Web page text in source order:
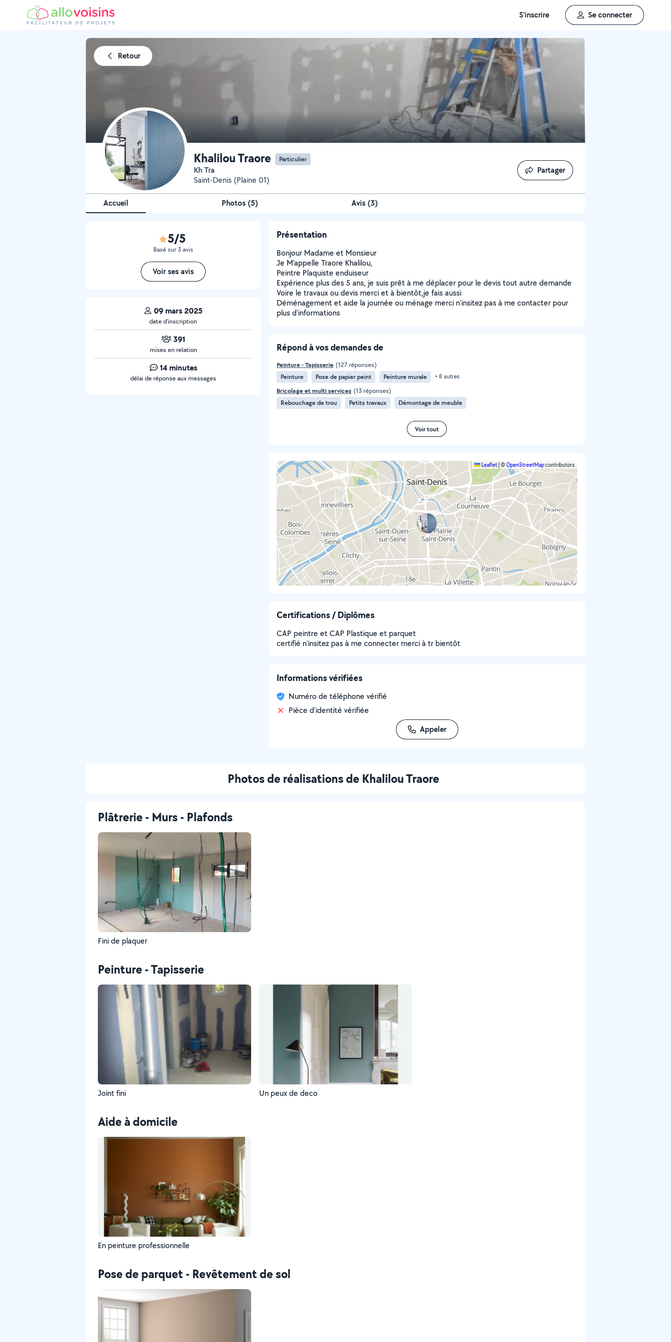
S'inscrire Se connecter
Retour
Khalilou Traore Particulier
Kh Tra
Saint-Denis (Plaine 01)
Partager
Partager
Accueil Photos (5) Avis (3)
5/5
Basé sur 3 avis
Voir ses avis
09 mars 2025
date d’inscription
391
mises en relation
14 minutes
délai de réponse aux messages
Présentation
Bonjour Madame et Monsieur
Je M'appelle Traore Khalilou,
Peintre Plaquiste enduiseur
Expérience plus des 5 ans, je suis prêt à me déplacer pour le devis tout autre demande
Voire le travaux ou devis merci et à bientôt,je fais aussi
Déménagement et aide la journée ou ménage merci n'insitez pas à me contacter pour
plus d'informations
Répond à vos demandes de
Peinture - Tapisserie (127 réponses)
Peinture
Pose de papier peint Peinture murale + 8 autres
Bricolage et multi services (13 réponses)
Rebouchage de trou
Petits travaux Démontage de meuble
Voir tout
Leaflet ©OpenStreetMapcontributors
Certifications / Diplômes
CAP peintre et CAP Plastique et parquet
certifié n’insitez pas à me connecter merci à tr bientôt
Informations vérifiées
Numéro de téléphone vérifié
Pièce d'identité vérifiée
Appeler
Photos de réalisations de Khalilou Traore
Plâtrerie - Murs - Plafonds
Fini de plaquer
Peinture - Tapisserie
Joint fini Un peux de deco
Aide à domicile
En peinture professionnelle
Pose de parquet - Revêtement de sol